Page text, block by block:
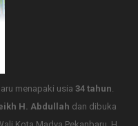
menapaki usia 34 tahun
H. Abdullah dan dibuka
Kota Madya Pekanbaru, H.